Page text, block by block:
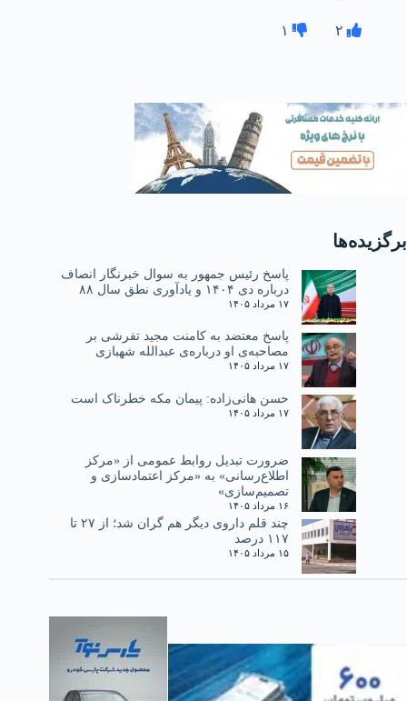
۲ ۱
برگزیده‌ها
پاسخ رئیس جمهور به سوال خبرنگار انصاف
درباره دی ۱۴۰۴ و یادآوری نطق سال ۸۸
۱۷ مرداد ۱۴۰۵
پاسخ معتضد به کامنت مجید تفرشی بر
مصاحبه‌ی او درباره‌ی عبدالله شهبازی
۱۷ مرداد ۱۴۰۵
حسن هانی‌زاده: پیمان مکه خطرناک است
۱۷ مرداد ۱۴۰۵
ضرورت تبدیل روابط عمومی از «مرکز
اطلاع‌رسانی» به «مرکز اعتمادسازی و
تصمیم‌سازی»
۱۶ مرداد ۱۴۰۵
چند قلم داروی دیگر هم گران شد؛ از ۲۷ تا
۱۱۷ درصد
۱۵ مرداد ۱۴۰۵